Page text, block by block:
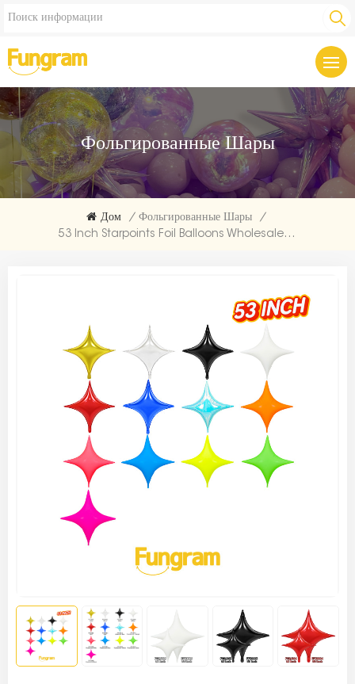
Фольгированные Шары
Дом / Фольгированные Шары
/
53 Inch Starpoints Foil Balloons Wholesale | Direct From Balloon Factory